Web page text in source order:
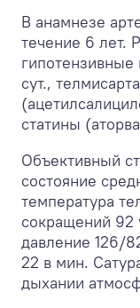
В анамнезе
течение 6 лет.
сут.,
статины
Объективный
состояние
температура
сокращений 92
давление 126/
22 в мин.
дыхании